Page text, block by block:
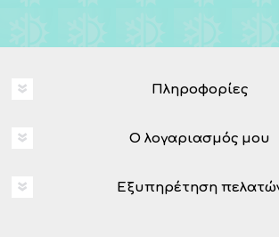
Πληροφορίες
Ο λογαριασμός μου
Εξυπηρέτηση